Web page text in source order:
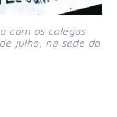
com os colegas
julho, na sede do